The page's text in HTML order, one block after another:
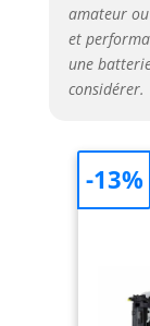
amateur
et
une
considérer.
-13%